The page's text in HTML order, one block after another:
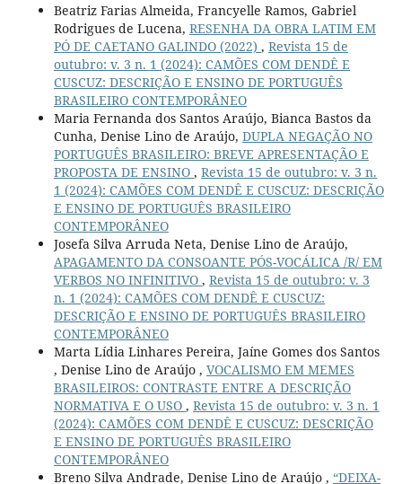
Beatriz Farias Almeida, Francyelle Ramos, Gabriel
Rodrigues de Lucena, RESENHA DA OBRA LATIM EM
PÓ DE CAETANO GALINDO (2022) , Revista 15 de
outubro: v. 3 n. 1 (2024): CAMÕES COM DENDÊ E
CUSCUZ: DESCRIÇÃO E ENSINO DE PORTUGUÊS
BRASILEIRO CONTEMPORÂNEO
Maria Fernanda dos Santos Araújo, Bianca Bastos da
Cunha, Denise Lino de Araújo, DUPLA NEGAÇÃO NO
PORTUGUÊS BRASILEIRO: BREVE APRESENTAÇÃO E
PROPOSTA DE ENSINO , Revista 15 de outubro: v. 3 n.
1 (2024): CAMÕES COM DENDÊ E CUSCUZ: DESCRIÇÃO
E ENSINO DE PORTUGUÊS BRASILEIRO
CONTEMPORÂNEO
Josefa Silva Arruda Neta, Denise Lino de Araújo,
APAGAMENTO DA CONSOANTE PÓS-VOCÁLICA /R/ EM
VERBOS NO INFINITIVO , Revista 15 de outubro: v. 3
n. 1 (2024): CAMÕES COM DENDÊ E CUSCUZ:
DESCRIÇÃO E ENSINO DE PORTUGUÊS BRASILEIRO
CONTEMPORÂNEO
Marta Lídia Linhares Pereira, Jaíne Gomes dos Santos
, Denise Lino de Araújo , VOCALISMO EM MEMES
BRASILEIROS: CONTRASTE ENTRE A DESCRIÇÃO
NORMATIVA E O USO , Revista 15 de outubro: v. 3 n. 1
(2024): CAMÕES COM DENDÊ E CUSCUZ: DESCRIÇÃO
E ENSINO DE PORTUGUÊS BRASILEIRO
CONTEMPORÂNEO
Breno Silva Andrade, Denise Lino de Araújo , “DEIXA-